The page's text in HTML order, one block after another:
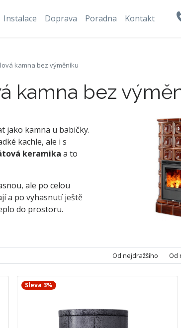
Instalace Doprava Poradna Kontakt
kamna bez výměníku
kamna bez
jako kamna u babičky.
kachle, ale i s
keramika a to
ale po celou
a po vyhasnutí ještě
do prostoru.
Od nejdražšího Od
Sleva 3%